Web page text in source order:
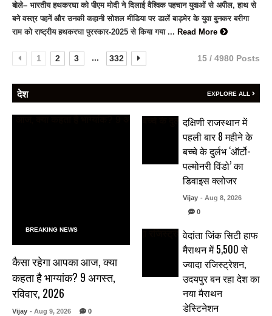
बोले– भारतीय हथकरघा को पीएम मोदी ने दिलाई वैश्विक पहचान युवाओं से अपील, हाथ से
बने वस्त्र पहनें और उनकी कहानी सोशल मीडिया पर डालें बाड़मेर के युवा बुनकर बरीगा
राम को राष्ट्रीय हथकरघा पुरस्कार-2025 से किया गया ... Read More
1 2 3 ... 332 15 / 4980 Posts
देश EXPLORE ALL
BREAKING NEWS
कैसा रहेगा आपका आज, क्या
कहता है भाग्यांक? 9 अगस्त,
रविवार, 2026
Vijay - Aug 9, 2026 0
दक्षिणी राजस्थान में
पहली बार 8 महीने के
बच्चे के दुर्लभ ‘ऑर्टो-
पल्मोनरी विंडो’ का
डिवाइस क्लोजर
Vijay - Aug 8, 2026
0
वेदांता जिंक सिटी हाफ
मैराथन में 5,500 से
ज्यादा रजिस्ट्रेशन,
उदयपुर बन रहा देश का
नया मैराथन
डेस्टिनेशन